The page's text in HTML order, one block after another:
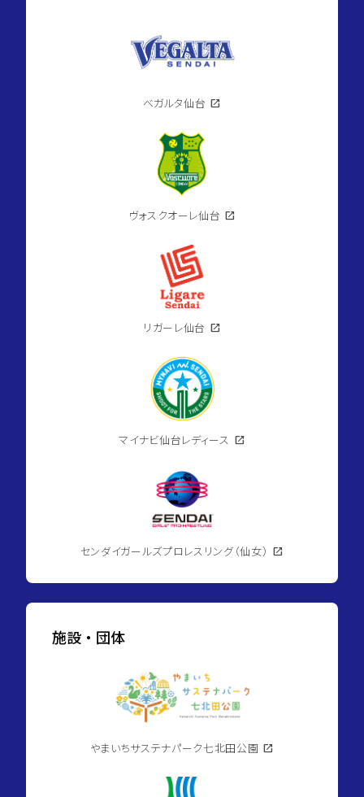
ベガルタ仙台 open_in_new
ヴォスクオーレ仙台 open_in_new
リガーレ仙台 open_in_new
マイナビ仙台レディース open_in_new
センダイガールズプロレスリング（仙女） open_in_new
施設・団体
やまいちサステナパーク七北田公園 open_in_new